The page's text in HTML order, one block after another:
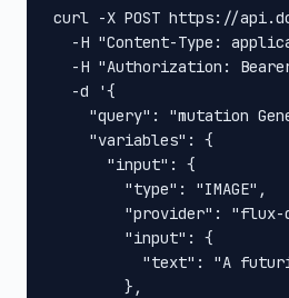
curl -X POST https://
-H "Content-Type:
-H "Authorization:
  -d '{
"query": "mutation
    "variables": {
      "input": {
        "type": "IMAGE",
"provider": "flux-
        "input": {
"text": "A
        },